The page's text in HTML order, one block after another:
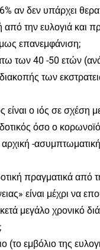
6% αν δεν υπάρχει
από την ευλογιά και
επανεμφάνιση;
των 40 -50 ετών
των
είναι ο ιός σε σχέση
όσο ο
-
πραγματικά από
είναι μέχρι να
μεγάλο χρονικό
(το εμβόλιο της